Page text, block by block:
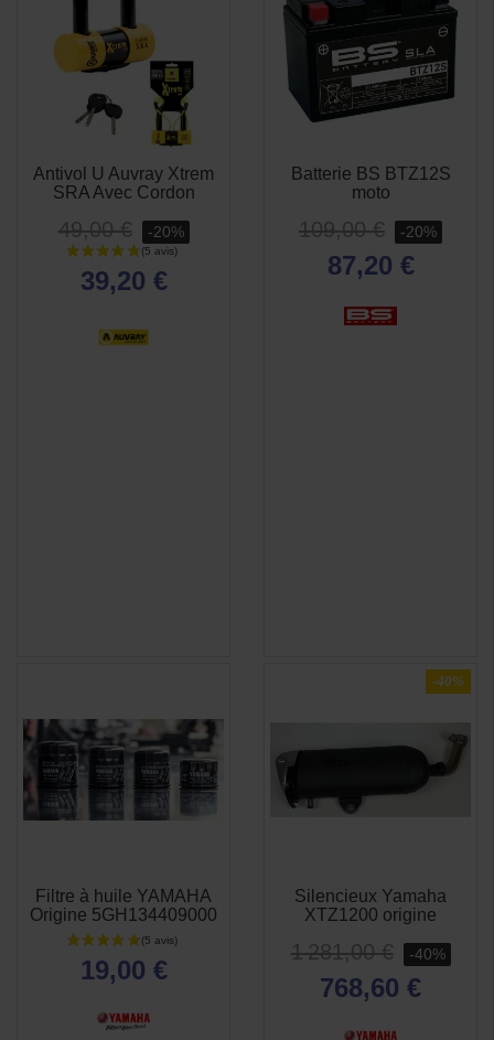
Antivol U Auvray Xtrem
SRA Avec Cordon
49,00 € -20%
39,20 €
Batterie BS BTZ12S
moto
109,00 € -20%
87,20 €
APERÇU
RAPIDE
Filtre à huile YAMAHA
Origine 5GH134409000
19,00 €
-40%
APERÇU
RAPIDE
Silencieux Yamaha
XTZ1200 origine
1 281,00 € -40%
768,60 €
APERÇU
RAPIDE
APERÇU
RAPIDE